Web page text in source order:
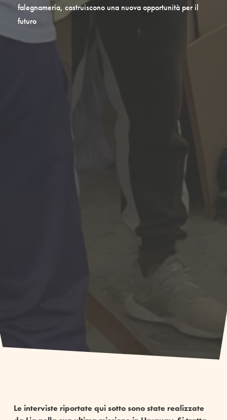
falegnameria, costruiscono una nuova opportunità per il
futuro
Le interviste riportate qui sotto sono state realizzate